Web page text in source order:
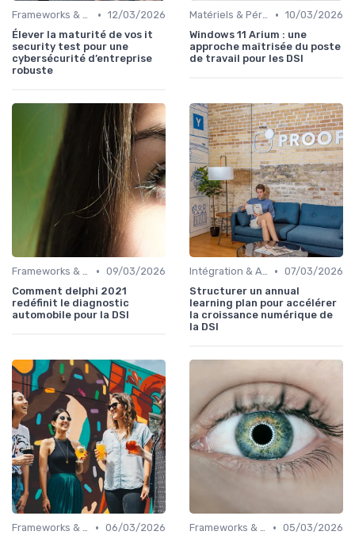
Frameworks & Outils • 12/03/2026
Élever la maturité de vos it
security test pour une
cybersécurité d’entreprise
robuste
Matériels & Périphériques • 10/03/2026
Windows 11 Arium : une
approche maîtrisée du poste
de travail pour les DSI
Frameworks & Outils • 09/03/2026
Comment delphi 2021
redéfinit le diagnostic
automobile pour la DSI
Intégration & APIs • 07/03/2026
Structurer un annual
learning plan pour accélérer
la croissance numérique de
la DSI
Frameworks & Outils • 06/03/2026
Frameworks & Outils • 05/03/2026